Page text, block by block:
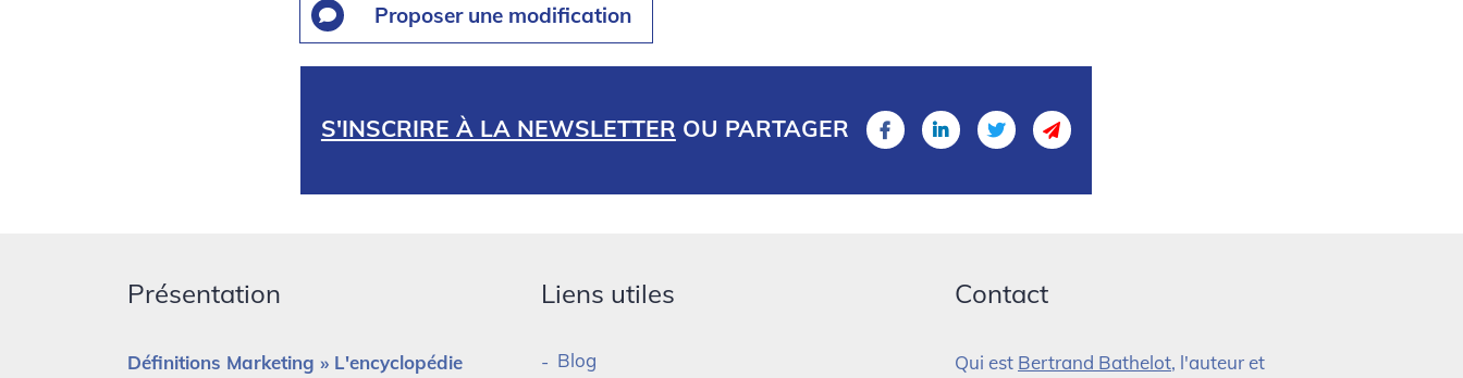
Proposer une modification
S'INSCRIRE À LA NEWSLETTER OU PARTAGER
Présentation
Définitions Marketing » L'encyclopédie
Liens utiles
Blog
Contact
Qui est Bertrand Bathelot, l'auteur et